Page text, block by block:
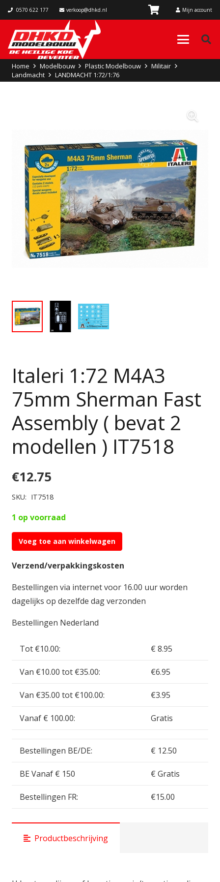
0570 622 177 verkoop@dhkd.nl Mijn account
Home Modelbouw Plastic Modelbouw
Militair
Landmacht
LANDMACHT 1:72/1:76
Italeri 1:72 M4A3
75mm Sherman Fast
Assembly ( bevat 2
modellen ) IT7518
€12.75
SKU: IT7518
1 op voorraad
Italeri
1:72
75mm
Sherman
Assembly
IT7518
Voeg toe aan winkelwagen
Verzend/verpakkingskosten
Bestellingen via internet voor 16.00 uur worden
dagelijks op dezelfde dag verzonden
Bestellingen Nederland
Tot €10.00: € 8.95
Van €10.00 tot €35.00: €6.95
Van €35.00 tot €100.00: €3.95
Vanaf € 100.00: Gratis
Bestellingen BE/DE: € 12.50
BE Vanaf € 150 € Gratis
Bestellingen FR: €15.00
Productbeschrijving